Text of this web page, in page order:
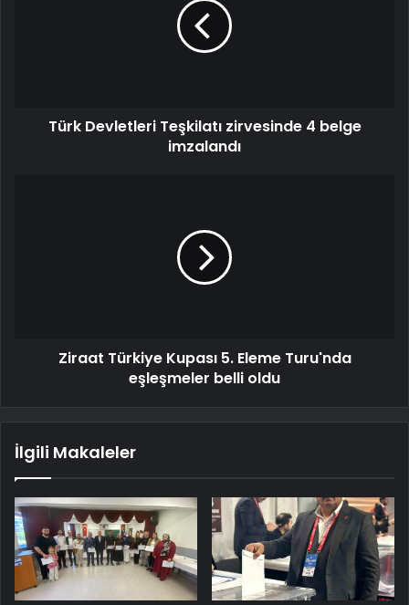
Türk Devletleri Teşkilatı zirvesinde 4 belge
imzalandı
Ziraat Türkiye Kupası 5. Eleme Turu'nda
eşleşmeler belli oldu
İlgili Makaleler